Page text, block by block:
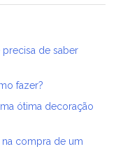
de saber
fazer?
ótima decoração
compra de um